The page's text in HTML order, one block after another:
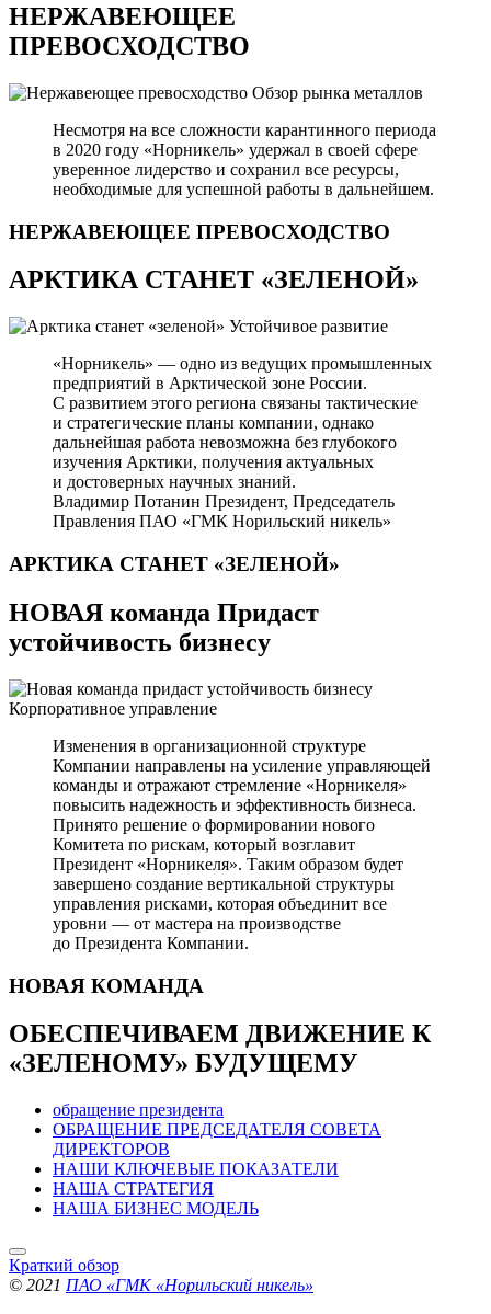
НЕРЖАВЕЮЩЕЕ
ПРЕВОСХОДСТВО
Обзор рынка металлов
Несмотря на все сложности карантинного периода
в 2020 году «Норникель» удержал в своей сфере
уверенное лидерство и сохранил все ресурсы,
необходимые для успешной работы в дальнейшем.
НЕРЖАВЕЮЩЕЕ ПРЕВОСХОДСТВО
АРКТИКА СТАНЕТ «ЗЕЛЕНОЙ»
Устойчивое развитие
«Норникель» — одно из ведущих промышленных
предприятий в Арктической зоне России.
С развитием этого региона связаны тактические
и стратегические планы компании, однако
дальнейшая работа невозможна без глубокого
изучения Арктики, получения актуальных
и достоверных научных знаний.
Владимир Потанин Президент, Председатель
Правления ПАО «ГМК Норильский никель»
АРКТИКА СТАНЕТ «ЗЕЛЕНОЙ»
НОВАЯ команда Придаст
устойчивость бизнесу
Корпоративное управление
Изменения в организационной структуре
Компании направлены на усиление управляющей
команды и отражают стремление «Норникеля»
повысить надежность и эффективность бизнеса.
Принято решение о формировании нового
Комитета по рискам, который возглавит
Президент «Норникеля». Таким образом будет
завершено создание вертикальной структуры
управления рисками, которая объединит все
уровни — от мастера на производстве
до Президента Компании.
НОВАЯ КОМАНДА
ОБЕСПЕЧИВАЕМ ДВИЖЕНИЕ К
«ЗЕЛЕНОМУ» БУДУЩЕМУ
обращение президента
ОБРАЩЕНИЕ ПРЕДСЕДАТЕЛЯ СОВЕТА
ДИРЕКТОРОВ
НАШИ КЛЮЧЕВЫЕ ПОКАЗАТЕЛИ
НАША СТРАТЕГИЯ
НАША БИЗНЕС МОДЕЛЬ
Краткий обзор
© 2021 ПАО «ГМК «Норильский никель»